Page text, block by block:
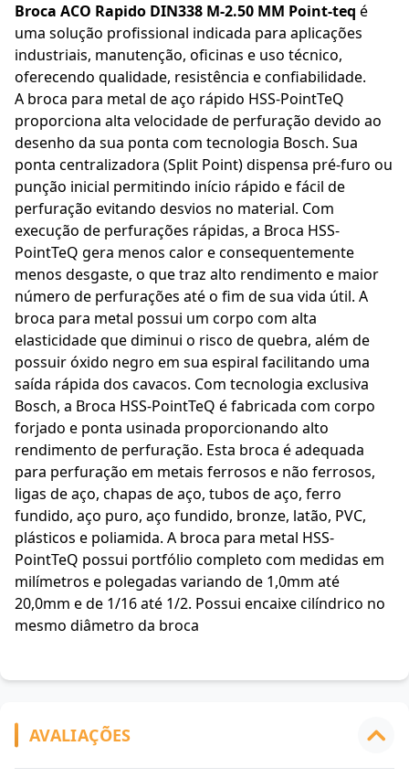
Broca ACO Rapido DIN338 M-2.50 MM Point-teq é
uma solução profissional indicada para aplicações
industriais, manutenção, oficinas e uso técnico,
oferecendo qualidade, resistência e confiabilidade.
A broca para metal de aço rápido HSS-PointTeQ
proporciona alta velocidade de perfuração devido ao
desenho da sua ponta com tecnologia Bosch. Sua
ponta centralizadora (Split Point) dispensa pré-furo ou
punção inicial permitindo início rápido e fácil de
perfuração evitando desvios no material. Com
execução de perfurações rápidas, a Broca HSS-
PointTeQ gera menos calor e consequentemente
menos desgaste, o que traz alto rendimento e maior
número de perfurações até o fim de sua vida útil. A
broca para metal possui um corpo com alta
elasticidade que diminui o risco de quebra, além de
possuir óxido negro em sua espiral facilitando uma
saída rápida dos cavacos. Com tecnologia exclusiva
Bosch, a Broca HSS-PointTeQ é fabricada com corpo
forjado e ponta usinada proporcionando alto
rendimento de perfuração. Esta broca é adequada
para perfuração em metais ferrosos e não ferrosos,
ligas de aço, chapas de aço, tubos de aço, ferro
fundido, aço puro, aço fundido, bronze, latão, PVC,
plásticos e poliamida. A broca para metal HSS-
PointTeQ possui portfólio completo com medidas em
milímetros e polegadas variando de 1,0mm até
20,0mm e de 1/16 até 1/2. Possui encaixe cilíndrico no
mesmo diâmetro da broca
AVALIAÇÕES